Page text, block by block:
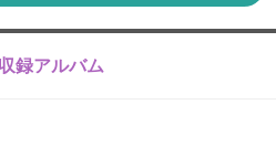
録アルバム